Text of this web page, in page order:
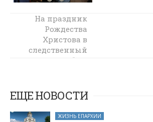
Рождественский
утренник в
хуторе Усьман
На праздник
Рождества
Христова в
следственный
изолятор ФКУ
переданы
рождественские
подарки
ЕЩЕ НОВОСТИ
ЖИЗНЬ ЕПАРХИИ